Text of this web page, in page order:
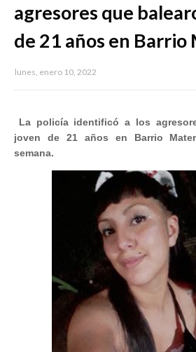
agresores que
de 21 años en Barrio
lunes, enero 10, 2022
La policía identificó a los
joven de 21 años en Barrio
semana.